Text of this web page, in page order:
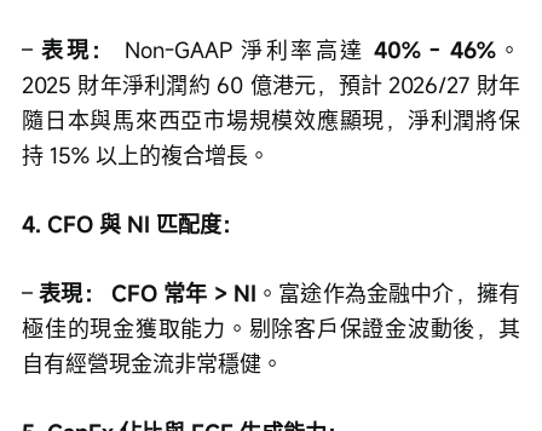
– 表現： Non-GAAP 淨利率高達 40% - 46%。
2025 財年淨利潤約 60 億港元，預計 2026/27 財年
隨日本與馬來西亞市場規模效應顯現，淨利潤將保
持 15% 以上的複合增長。
4. CFO 與 NI 匹配度：
– 表現： CFO 常年 > NI 。富途作為金融中介，擁有
極佳的現金獲取能力。剔除客戶保證金波動後，其
自有經營現金流非常穩健。